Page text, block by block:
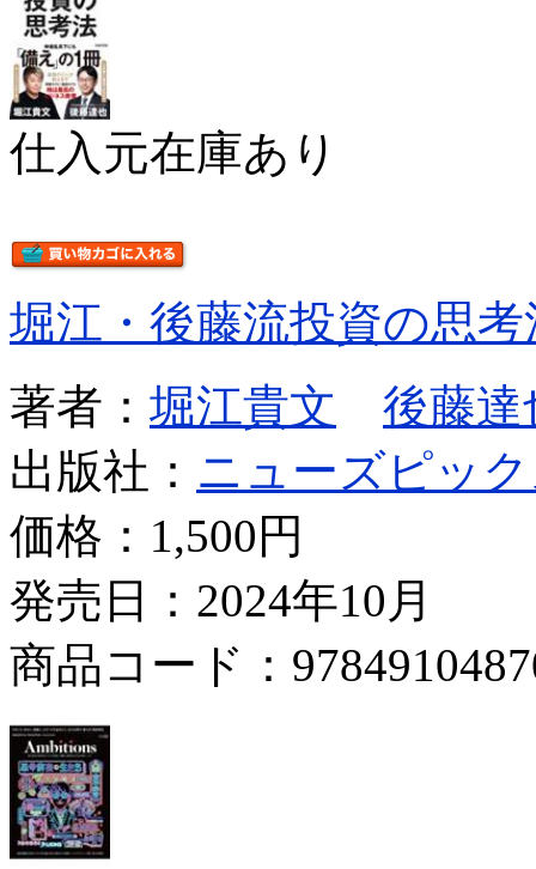
仕入元在庫あり
堀江・後藤流投資の思考
著者： 堀江貴文
後藤達
出版社： ニューズピッ
価格： 1,500円
発売日：2024年10月
商品コード：